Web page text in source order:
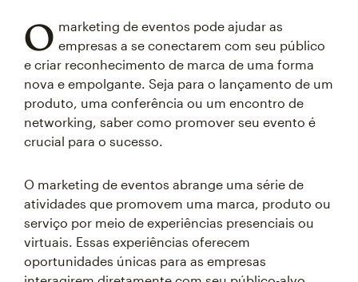
O marketing de eventos pode ajudar as
empresas a se conectarem com seu público
e criar reconhecimento de marca de uma forma
nova e empolgante. Seja para o lançamento de um
produto, uma conferência ou um encontro de
networking, saber como promover seu evento é
crucial para o sucesso.
O marketing de eventos abrange uma série de
atividades que promovem uma marca, produto ou
serviço por meio de experiências presenciais ou
virtuais. Essas experiências oferecem
oportunidades únicas para as empresas